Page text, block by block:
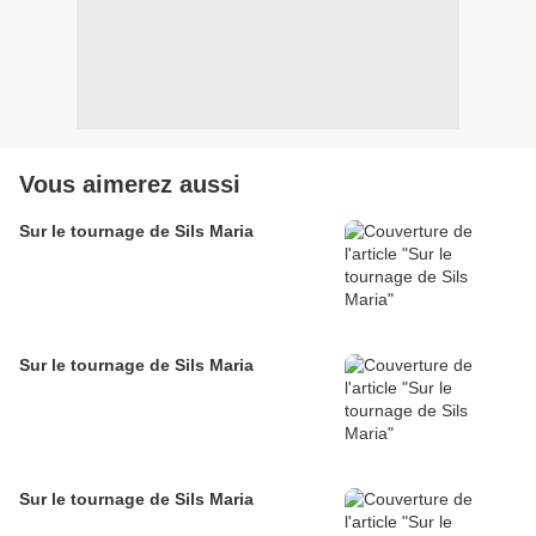
Vous aimerez aussi
Sur le tournage de Sils Maria
Sur le tournage de Sils Maria
Sur le tournage de Sils Maria